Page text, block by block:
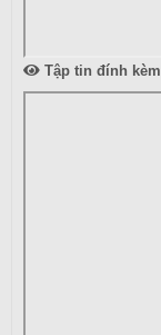
Tập tin đính kèm